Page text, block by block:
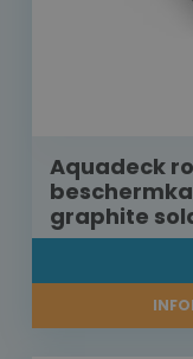
Aquadeck
graphite